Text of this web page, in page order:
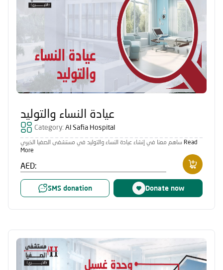
عيادة النساء والتوليد
Category: Al Safia Hospital
Read
More
AED:
SMS donation Donate now